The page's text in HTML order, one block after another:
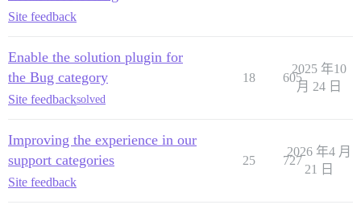
Site feedback
Enable the solution plugin for
the Bug category
Site feedbacksolved
18 605
2025 年10
月 24 日
Improving the experience in our
support categories
Site feedback
25 727
2026 年4 月
21 日